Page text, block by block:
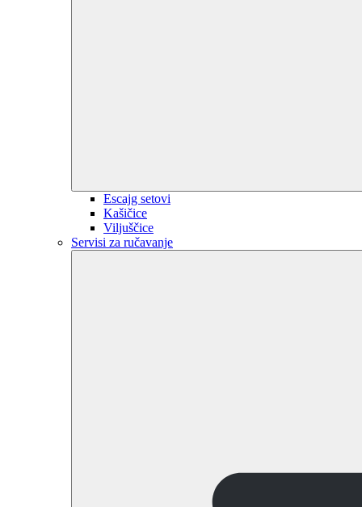
Escajg setovi
Kašičice
Viljuščice
Servisi za ručavanje